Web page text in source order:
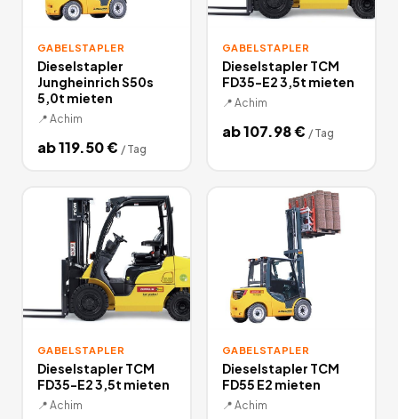
GABELSTAPLER
Dieselstapler
Jungheinrich S50s
5,0t mieten
📍 Achim
ab119.50€ / Tag
GABELSTAPLER
Dieselstapler TCM
FD35-E2 3,5t mieten
📍 Achim
ab107.98€ / Tag
GABELSTAPLER
Dieselstapler TCM
FD35-E2 3,5t mieten
📍 Achim
GABELSTAPLER
Dieselstapler TCM
FD55 E2 mieten
📍 Achim